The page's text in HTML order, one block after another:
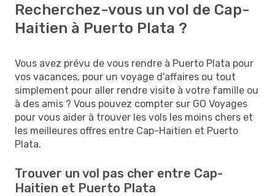
Recherchez-vous un vol de Cap-
Haitien à Puerto Plata ?
Vous avez prévu de vous rendre à Puerto Plata pour
vos vacances, pour un voyage d'affaires ou tout
simplement pour aller rendre visite à votre famille ou
à des amis ? Vous pouvez compter sur GO Voyages
pour vous aider à trouver les vols les moins chers et
les meilleures offres entre Cap-Haitien et Puerto
Plata.
Trouver un vol pas cher entre Cap-
Haitien et Puerto Plata